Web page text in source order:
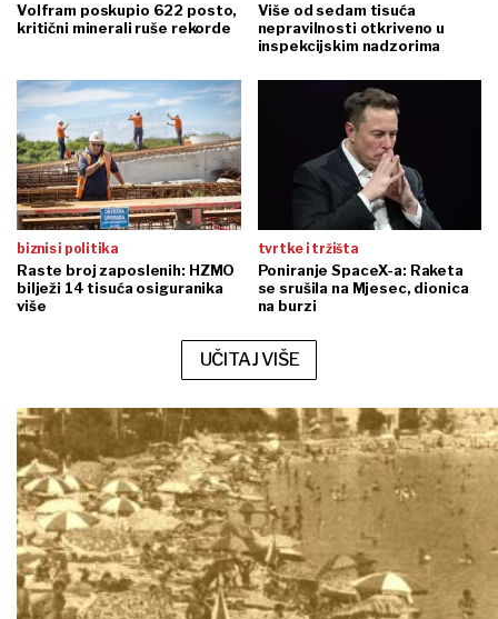
Volfram poskupio 622 posto,
kritični minerali ruše rekorde
Više od sedam tisuća
nepravilnosti otkriveno u
inspekcijskim nadzorima
biznis i politika
Raste broj zaposlenih: HZMO
bilježi 14 tisuća osiguranika
više
tvrtke i tržišta
Poniranje SpaceX-a: Raketa
se srušila na Mjesec, dionica
na burzi
UČITAJ VIŠE